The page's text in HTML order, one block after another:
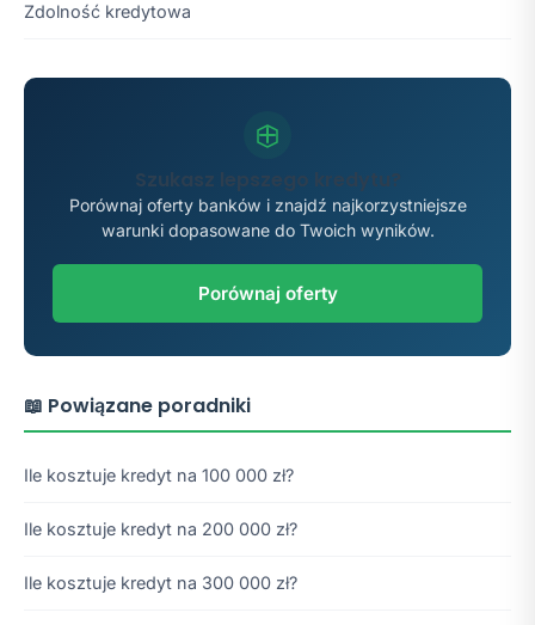
Zdolność kredytowa
Szukasz lepszego kredytu?
Porównaj oferty banków i znajdź najkorzystniejsze
warunki dopasowane do Twoich wyników.
Porównaj oferty
📖 Powiązane poradniki
Ile kosztuje kredyt na 100 000 zł?
Ile kosztuje kredyt na 200 000 zł?
Ile kosztuje kredyt na 300 000 zł?